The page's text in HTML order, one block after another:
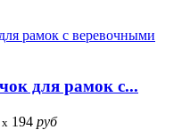
для рамок с...
x 194 руб